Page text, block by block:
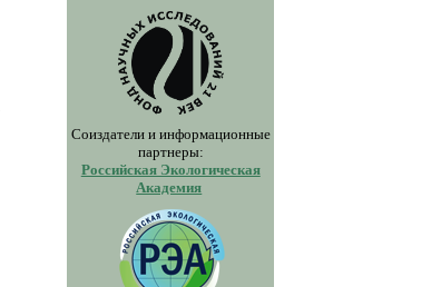
Соиздатели и информационные
партнеры:
Российская Экологическая
Академия